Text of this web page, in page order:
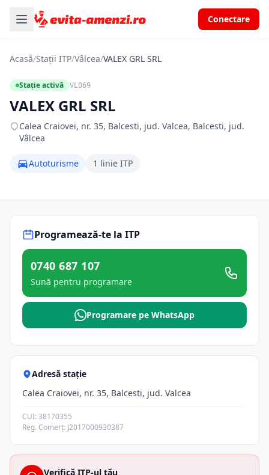
Conectare
Acasă/Stații ITP/Vâlcea/VALEX GRL SRL
Stație activă VL069
VALEX GRL SRL
Calea Craiovei, nr. 35, Balcesti, jud. Valcea, Balcesti, jud.
Vâlcea
Autoturisme 1 linie ITP
Programează-te la ITP
0740 687 107
Sună pentru programare
Programare pe WhatsApp
Adresă stație
Calea Craiovei, nr. 35, Balcesti, jud. Valcea
CUI: 38170355
Reg. Comerț: J2017000930387
Verifică ITP-ul tău